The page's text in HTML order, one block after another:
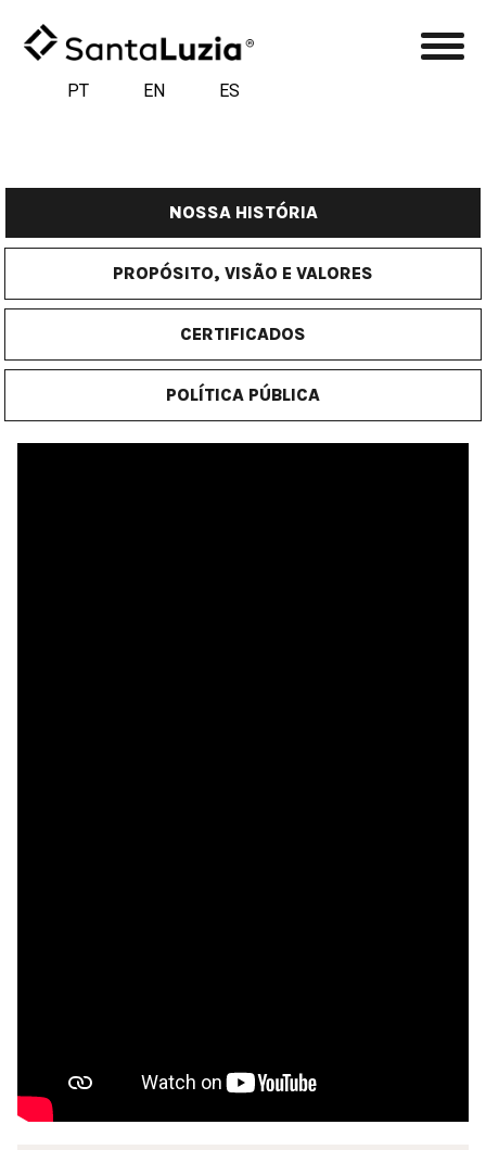
PT EN ES
NOSSA HISTÓRIA
PROPÓSITO, VISÃO E VALORES
CERTIFICADOS
POLÍTICA PÚBLICA